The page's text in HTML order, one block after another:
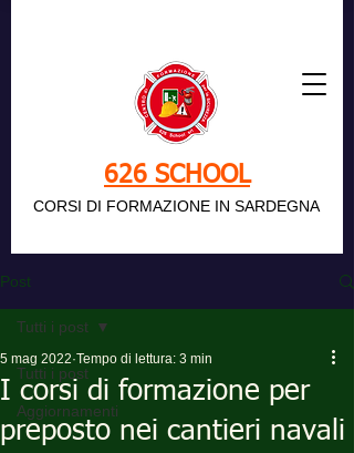
626 SCHOOL
CORSI DI FORMAZIONE IN SARDEGNA
Post
Tutti i post
Aggiornamenti
Tutti i post
I corsi di formazione per
preposto nei cantieri navali
5 mag 2022 Tempo di lettura: 3 min